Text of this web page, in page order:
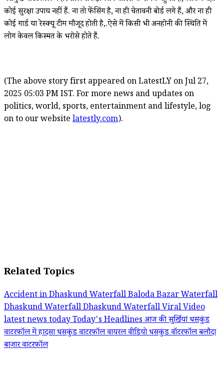
कोई सुरक्षा उपाय नहीं हैं. ना तो फेंसिंग है, ना ही चेतावनी बोर्ड लगे हैं, और ना ही
कोई गार्ड या रेस्क्यू टीम मौजूद होती है,.ऐसे में किसी भी अनहोनी की स्थिति में
लोग केवल किस्मत के भरोसे होते हैं.
(The above story first appeared on LatestLY on Jul 27,
2025 05:03 PM IST. For more news and updates on
politics, world, sports, entertainment and lifestyle, log
on to our website latestly.com).
Related Topics
Accident in Dhaskund WaterfallBaloda Bazar Waterfall
Dhaskund WaterfallDhaskund Waterfall Viral Video
latest news todayToday's Headlinesआज की सुर्खियांधसकुंड
वाटरफॉल में हादसाधसकुंड वाटरफॉल वायरल वीडियोधसकुंड वॉटरफॉलबलौदा
बाजार वाटरफॉल